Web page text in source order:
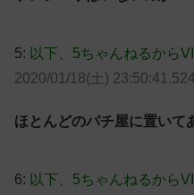
5: 以下、5ちゃんねるから
2020/01/18(土)
ほとんどのパチ屋に置いて
6: 以下、5ちゃんねるから